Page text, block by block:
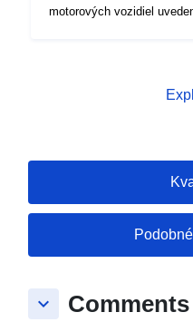
motorových vozidiel
keyboard_arrow_down Comments